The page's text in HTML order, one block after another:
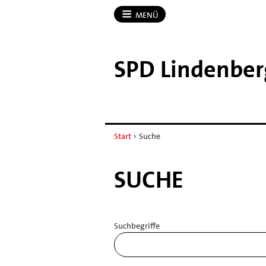
MENÜ
SPD
Start › Suche
SUCHE
Suchbegriffe